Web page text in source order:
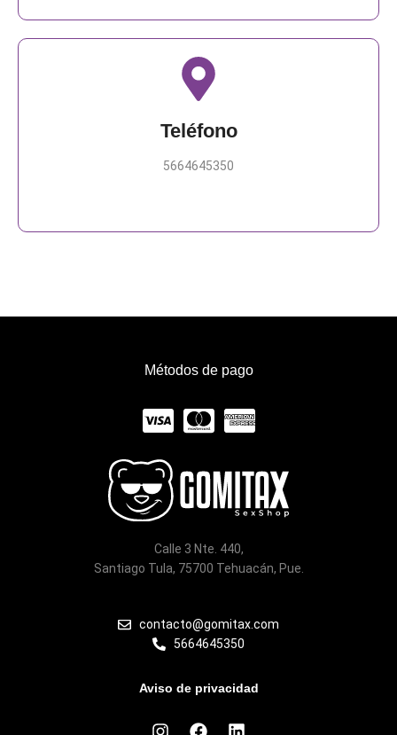
Teléfono
5664645350
Métodos de pago
C
c
-
v
i
s
C
-
m
a
s
e
c
C
-
a
m
e
Calle 3 Nte. 440,
Santiago Tula, 75700 Tehuacán, Pue.
contacto@gomitax.com
5664645350
Aviso de privacidad
I
F
L